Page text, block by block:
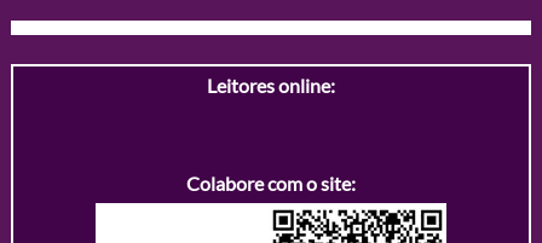
Leitores online:
Colabore com o site: